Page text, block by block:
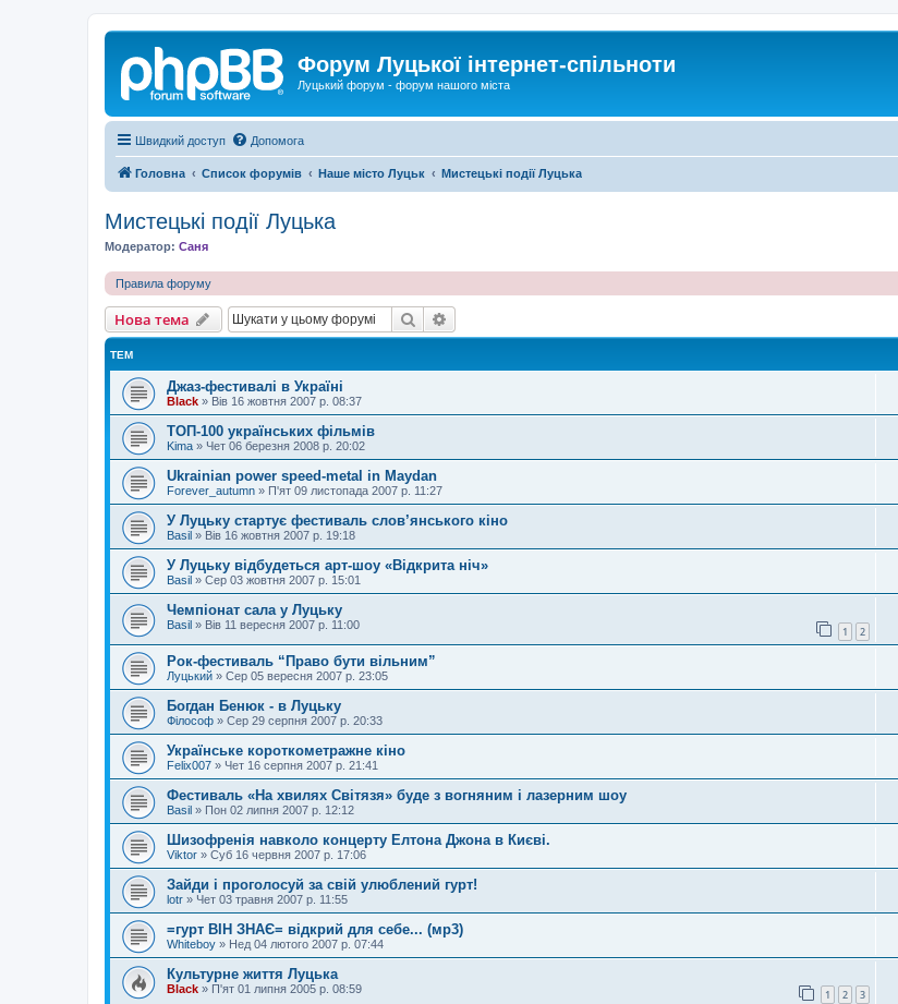
Форум Луцької інтернет-спільноти
Луцький форум - форум нашого міста
Швидкий доступ Допомога
Головна Список форумів Наше місто Луцьк Мистецькі події Луцька
Мистецькі події Луцька
Модератор: Саня
Правила форуму
Нова тема Пошук
ТЕМ
Джаз-фестивалі в Україні
Black » Вів 16 жовтня 2007 р. 08:37
ТОП-100 українських фільмів
Kima » Чет 06 березня 2008 р. 20:02
Ukrainian power speed-metal in Maydan
Forever_autumn » П'ят 09 листопада 2007 р. 11:27
У Луцьку стартує фестиваль слов’янського кіно
Basil » Вів 16 жовтня 2007 р. 19:18
У Луцьку відбудеться арт-шоу «Відкрита ніч»
Basil » Сер 03 жовтня 2007 р. 15:01
Чемпіонат сала у Луцьку
Basil » Вів 11 вересня 2007 р. 11:00 1 2
Рок-фестиваль “Право бути вільним”
Луцький » Сер 05 вересня 2007 р. 23:05
Богдан Бенюк - в Луцьку
Філософ » Сер 29 серпня 2007 р. 20:33
Українське короткометражне кіно
Felix007 » Чет 16 серпня 2007 р. 21:41
Фестиваль «На хвилях Світязя» буде з вогняним і лазерним шоу
Basil » Пон 02 липня 2007 р. 12:12
Шизофренія навколо концерту Елтона Джона в Києві.
Viktor » Суб 16 червня 2007 р. 17:06
Зайди і проголосуй за свій улюблений гурт!
lotr » Чет 03 травня 2007 р. 11:55
=гурт ВІН ЗНАЄ= відкрий для себе... (мр3)
Whiteboy » Нед 04 лютого 2007 р. 07:44
Культурне життя Луцька
Black » П'ят 01 липня 2005 р. 08:59 1 2 3